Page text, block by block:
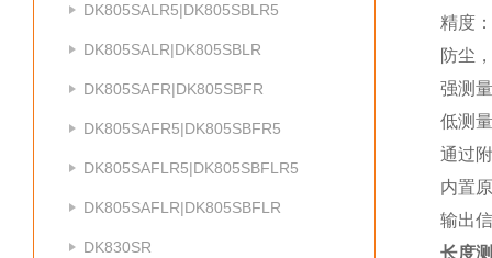
DK805SALR5|DK805SBLR5
DK805SALR|DK805SBLR
DK805SAFR|DK805SBFR
DK805SAFR5|DK805SBFR5
DK805SAFLR5|DK805SBFLR5
DK805SAFLR|DK805SBFLR
DK830SR
精度
防尘
强测
低测
通过
内置
输出
长度